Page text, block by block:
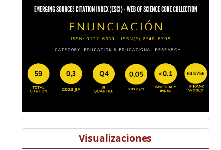
Visualizaciones